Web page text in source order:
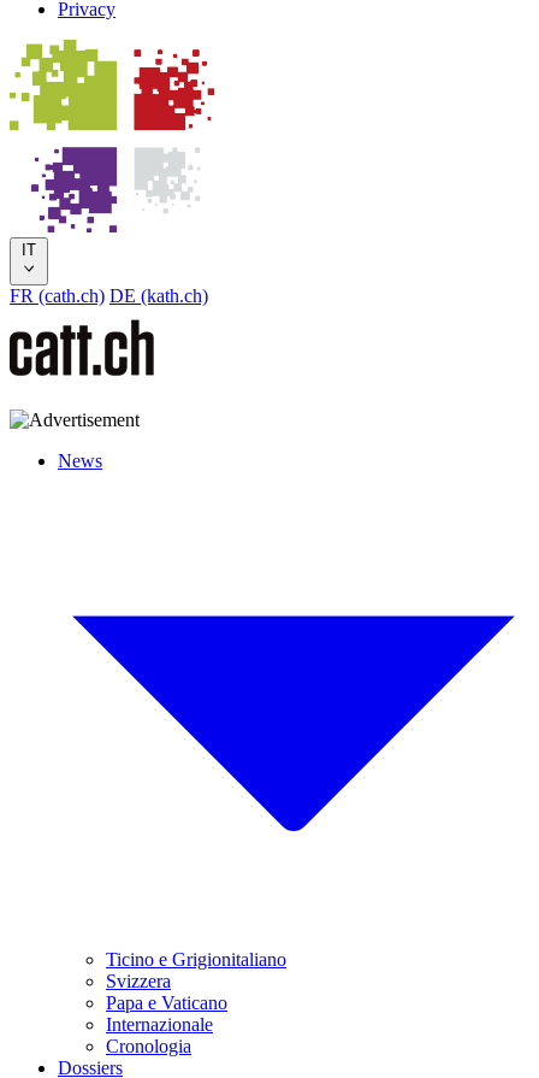
Privacy
IT
FR (cath.ch) DE (kath.ch)
News
Ticino e Grigionitaliano
Svizzera
Papa e Vaticano
Internazionale
Cronologia
Dossiers